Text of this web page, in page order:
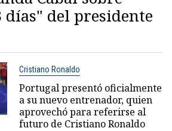
días" del presidente
Cristiano Ronaldo
Portugal presentó oficialmente
a su nuevo entrenador, quien
aprovechó para referirse al
futuro de Cristiano Ronaldo